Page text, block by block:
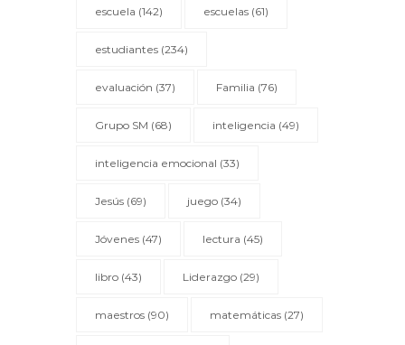
escuela (142) escuelas (61)
estudiantes (234)
evaluación (37) Familia (76)
Grupo SM (68) inteligencia (49)
inteligencia emocional (33)
Jesús (69) juego (34)
Jóvenes (47) lectura (45)
libro (43) Liderazgo (29)
maestros (90) matemáticas (27)